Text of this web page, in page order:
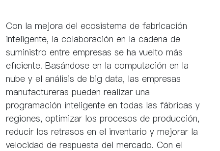
Con la mejora del ecosistema de fabricación
inteligente, la colaboración en la cadena de
suministro entre empresas se ha vuelto más
eficiente. Basándose en la computación en la
nube y el análisis de big data, las empresas
manufactureras pueden realizar una
programación inteligente en todas las fábricas y
regiones, optimizar los procesos de producción,
reducir los retrasos en el inventario y mejorar la
velocidad de respuesta del mercado. Con el